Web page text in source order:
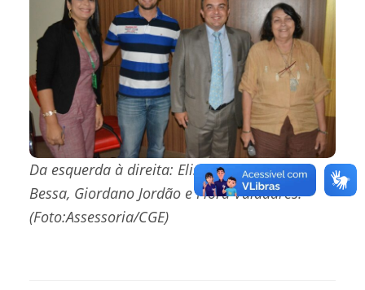
Da esquerda à direita: Elisângela Aly, Thales
Bessa, Giordano Jordão e Flora Valadares.
(Foto:Assessoria/CGE)